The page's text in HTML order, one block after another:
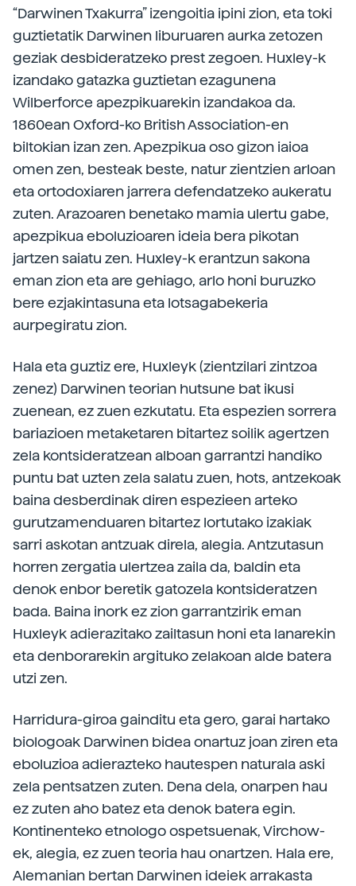
“Darwinen Txakurra” izengoitia ipini zion, eta toki
guztietatik Darwinen liburuaren aurka zetozen
geziak desbideratzeko prest zegoen. Huxley-k
izandako gatazka guztietan ezagunena
Wilberforce apezpikuarekin izandakoa da.
1860ean Oxford-ko British Association-en
biltokian izan zen. Apezpikua oso gizon iaioa
omen zen, besteak beste, natur zientzien arloan
eta ortodoxiaren jarrera defendatzeko aukeratu
zuten. Arazoaren benetako mamia ulertu gabe,
apezpikua eboluzioaren ideia bera pikotan
jartzen saiatu zen. Huxley-k erantzun sakona
eman zion eta are gehiago, arlo honi buruzko
bere ezjakintasuna eta lotsagabekeria
aurpegiratu zion.
Hala eta guztiz ere, Huxleyk (zientzilari zintzoa
zenez) Darwinen teorian hutsune bat ikusi
zuenean, ez zuen ezkutatu. Eta espezien sorrera
bariazioen metaketaren bitartez soilik agertzen
zela kontsideratzean alboan garrantzi handiko
puntu bat uzten zela salatu zuen, hots, antzekoak
baina desberdinak diren espezieen arteko
gurutzamenduaren bitartez lortutako izakiak
sarri askotan antzuak direla, alegia. Antzutasun
horren zergatia ulertzea zaila da, baldin eta
denok enbor beretik gatozela kontsideratzen
bada. Baina inork ez zion garrantzirik eman
Huxleyk adierazitako zailtasun honi eta lanarekin
eta denborarekin argituko zelakoan alde batera
utzi zen.
Harridura-giroa gainditu eta gero, garai hartako
biologoak Darwinen bidea onartuz joan ziren eta
eboluzioa adierazteko hautespen naturala aski
zela pentsatzen zuten. Dena dela, onarpen hau
ez zuten aho batez eta denok batera egin.
Kontinenteko etnologo ospetsuenak, Virchow-
ek, alegia, ez zuen teoria hau onartzen. Hala ere,
Alemanian bertan Darwinen ideiek arrakasta